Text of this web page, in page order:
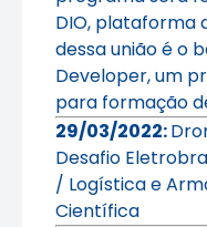
DIO, plataforma
dessa união é o
Developer, um
para formação
29/03/2022:
Desafio
/ Logística e
Científica